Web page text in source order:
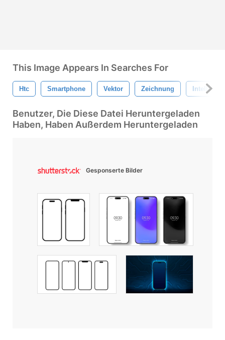
This Image Appears In Searches For
Htc Smartphone Vektor Zeichnung Intelligent
Benutzer, Die Diese Datei Heruntergeladen
Haben, Haben Außerdem Heruntergeladen
Gesponserte Bilder